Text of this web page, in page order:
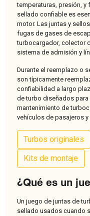
temperaturas, presión, y
sellado confiable es
motor. Las juntas y
fugas de gases de
turbocargador, colector
sistema de admisión y
Durante el reemplazo o
son típicamente
confiabilidad a largo
de turbo diseñados
mantenimiento de
vehículos de pasajeros
Turbos originales
Kits de montaje
¿Qué es un
Un juego de juntas de
sellado usados cuando